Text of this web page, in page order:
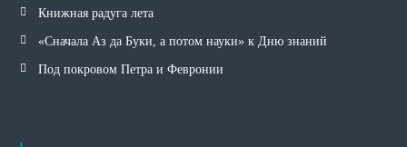
Книжная радуга лета
«Сначала Аз да Буки, а потом науки» к Дню знаний
Под покровом Петра и Февронии